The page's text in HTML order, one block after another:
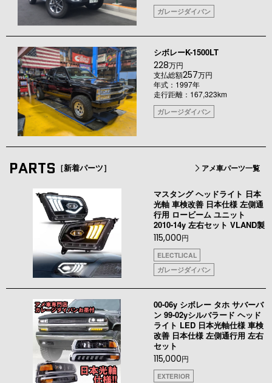
ガレージダイバン
シボレーK-1500LT
228万円
支払総額257万円
年式：1997年
走行距離：167,323km
ガレージダイバン
PARTS ［新着パーツ］ アメ車パーツ一覧
マスタング ヘッドライト 日本
光軸 車検改善 日本仕様 左側通
行用 ロービーム ユニット
2010-14y 左右セット VLAND製
115,000円
ELECTLICAL
ガレージダイバン
00-06y シボレー タホ サバーバ
ン 99-02yシルバラード ヘッド
ライト LED 日本光軸仕様 車検
改善 日本仕様 左側通行用 左右
セット
115,000円
EXTERIOR